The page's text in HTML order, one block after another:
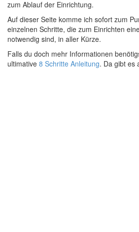
zum Ablauf der Einrichtung.
Auf dieser Seite komme ich sofort zum
einzelnen Schritte, die zum Einrichten
notwendig sind, in aller Kürze.
Falls du doch mehr Informationen
ultimative 8 Schritte Anleitung. Da gibt es